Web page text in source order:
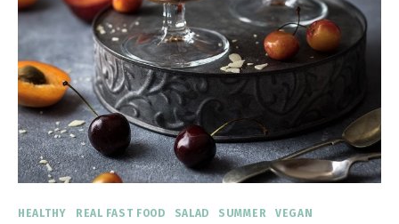
HEALTHY REAL FAST FOOD SALAD SUMMER VEGAN